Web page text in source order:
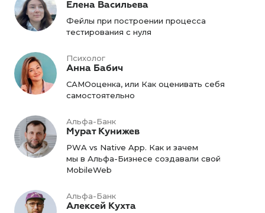
Елена Васильева
Фейлы при построении процесса
тестирования с нуля
Психолог
Анна Бабич
САМОоценка, или Как оценивать себя
самостоятельно
Альфа-Банк
Мурат Кунижев
PWA vs Native App. Как и зачем
мы в Альфа-Бизнесе создавали свой
MobileWeb
Альфа-Банк
Алексей Кухта